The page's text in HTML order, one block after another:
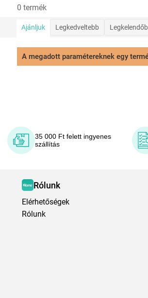
0 termék
Ajánljuk Legkedveltebb
A megadott paramétereknek egy
35 000 Ft felett ingyenes
szállítás
Rólunk
Elérhetőségek
Rólunk